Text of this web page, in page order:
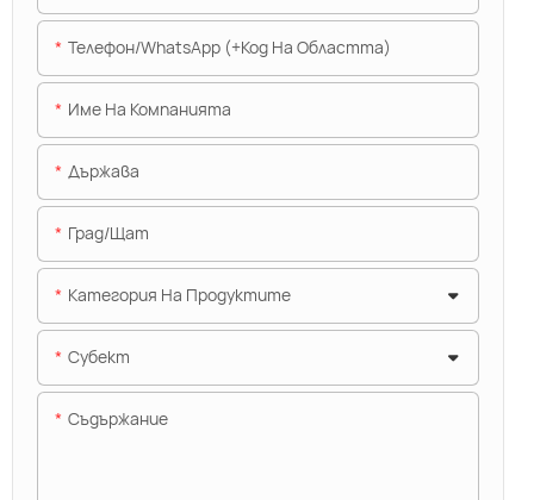
Телефон/WhatsApp (+Код На Областта)
Име На Компанията
Държава
Град/щат
Категория На Продуктите
Субект
Съдържание